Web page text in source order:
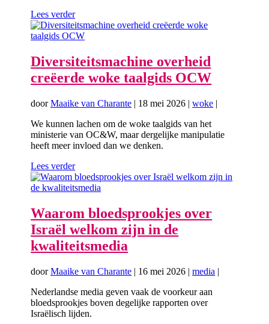
Lees verder
Diversiteitsmachine overheid
creëerde woke taalgids OCW
doorMaaike van Charante | 18 mei 2026 |woke |
We kunnen lachen om de woke taalgids van het
ministerie van OC&W, maar dergelijke manipulatie
heeft meer invloed dan we denken.
Lees verder
Waarom bloedsprookjes over
Israël welkom zijn in de
kwaliteitsmedia
doorMaaike van Charante | 16 mei 2026 |media |
Nederlandse media geven vaak de voorkeur aan
bloedsprookjes boven degelijke rapporten over
Israëlisch lijden.